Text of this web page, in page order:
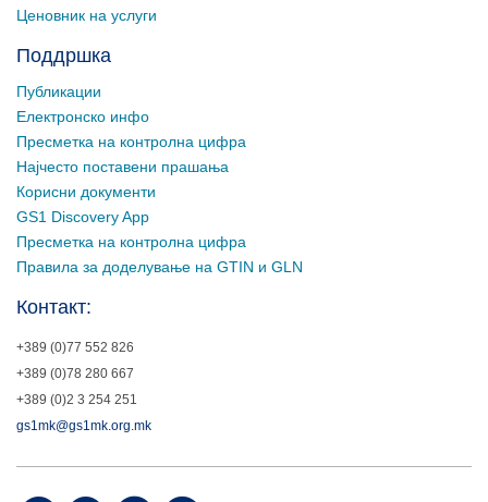
Ценовник на услуги
Поддршка
Публикации
Електронско инфо
Пресметка на контролна цифра
Најчесто поставени прашања
Корисни документи
GS1 Discovery App
Пресметка на контролна цифра
Правила за доделување на GTIN и GLN
Контакт:
+389 (0)77 552 826
+389 (0)78 280 667
+389 (0)2 3 254 251
gs1mk@gs1mk.org.mk